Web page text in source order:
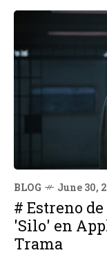
BLOG June 30,
# Estreno
'Silo' en
Trama